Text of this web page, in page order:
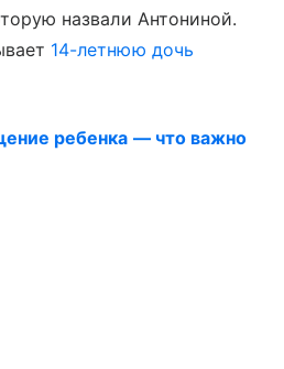
назвали Антониной.
14-летнюю дочь
ребенка — что важно